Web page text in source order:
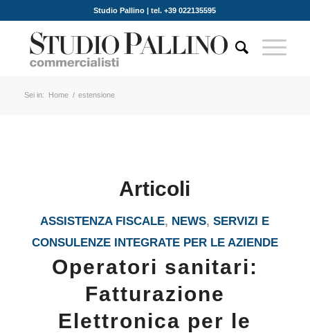
Studio Pallino | tel. +39 022135595
Sei in: Home / estensione
Articoli
ASSISTENZA FISCALE, NEWS,SERVIZI E
CONSULENZE INTEGRATE PER LE AZIENDE
Operatori sanitari:
Fatturazione
Elettronica per le